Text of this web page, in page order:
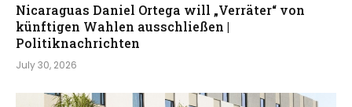
Nicaraguas Daniel Ortega will „Verräter“ von
künftigen Wahlen ausschließen |
Politiknachrichten
July 30, 2026